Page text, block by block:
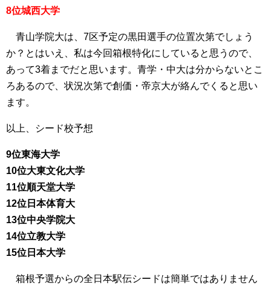
8位城西大学
青山学院大は、7区予定の黒田選手の位置次第でしょう
か？とはいえ、私は今回箱根特化にしていると思うので、
あって3着までだと思います。青学・中大は分からないとこ
ろあるので、状況次第で創価・帝京大が絡んでくると思い
ます。
以上、シード校予想
9位東海大学
10位大東文化大学
11位順天堂大学
12位日本体育大
13位中央学院大
14位立教大学
15位日本大学
箱根予選からの全日本駅伝シードは簡単ではありません